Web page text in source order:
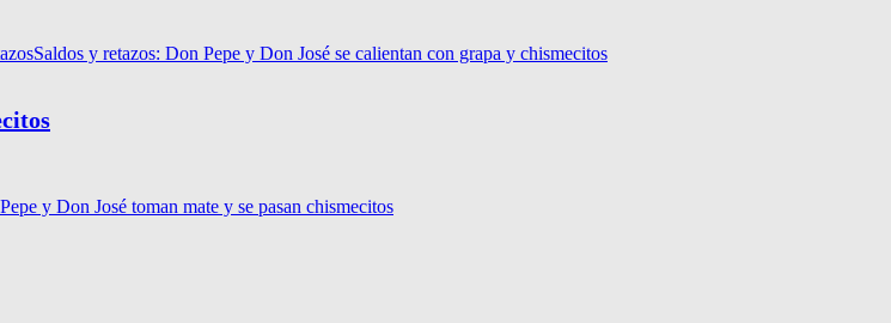
Saldos y retazos: Don Pepe y Don José se calientan con grapa y chismecitos
y Don José toman mate y se pasan chismecitos